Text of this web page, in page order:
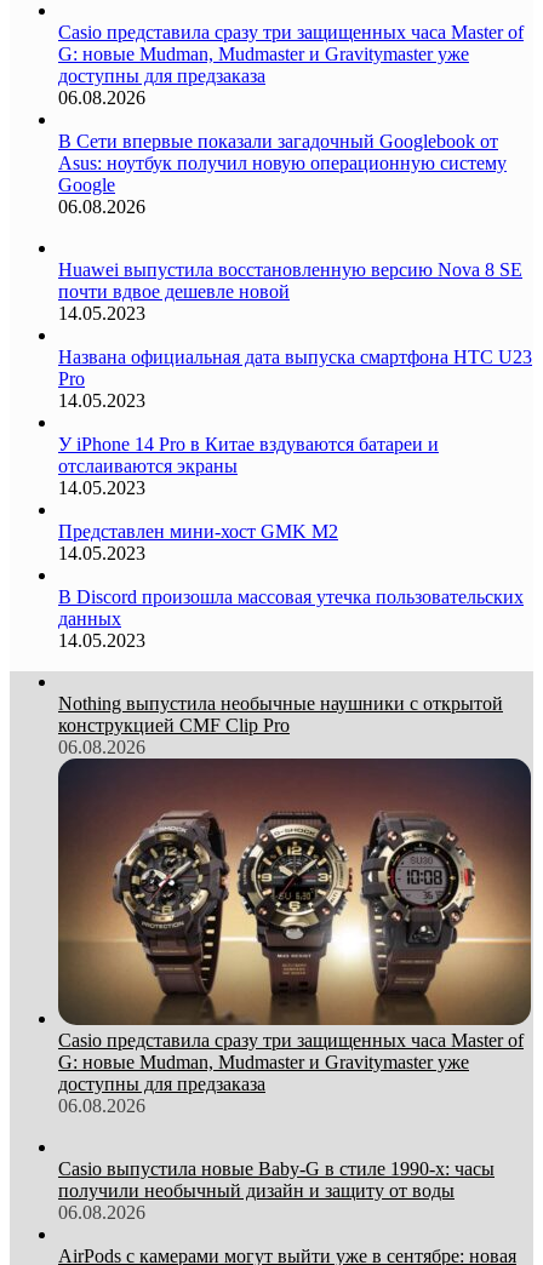
Casio представила сразу три защищенных часа Master of
G: новые Mudman, Mudmaster и Gravitymaster уже
доступны для предзаказа
06.08.2026
В Сети впервые показали загадочный Googlebook от
Asus: ноутбук получил новую операционную систему
Google
06.08.2026
Huawei выпустила восстановленную версию Nova 8 SE
почти вдвое дешевле новой
14.05.2023
Названа официальная дата выпуска смартфона HTC U23
Pro
14.05.2023
У iPhone 14 Pro в Китае вздуваются батареи и
отслаиваются экраны
14.05.2023
Представлен мини-хост GMK M2
14.05.2023
В Discord произошла массовая утечка пользовательских
данных
14.05.2023
Nothing выпустила необычные наушники с открытой
конструкцией CMF Clip Pro
06.08.2026
Casio представила сразу три защищенных часа Master of
G: новые Mudman, Mudmaster и Gravitymaster уже
доступны для предзаказа
06.08.2026
Casio выпустила новые Baby-G в стиле 1990-х: часы
получили необычный дизайн и защиту от воды
06.08.2026
AirPods с камерами могут выйти уже в сентябре: новая